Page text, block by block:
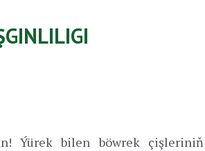
Ýürek bilen böwrek çişleriniň